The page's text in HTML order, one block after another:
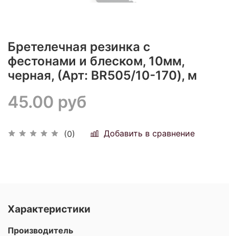
Бретелечная резинка с
фестонами и блеском, 10мм,
черная, (Арт: BR505/10-170), м
(0) Добавить в сравнение
45.00 руб
Характеристики
Производитель